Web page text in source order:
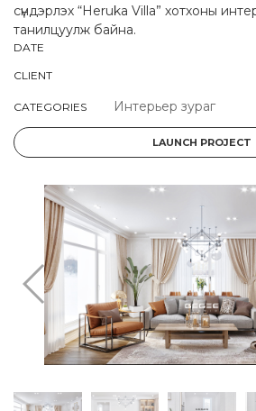
сүндэрлэх “Heruka Villa” хотхоны
танилцуулж байна.
DATE
CLIENT
CATEGORIES Интерьер зураг
LAUNCH PROJECT